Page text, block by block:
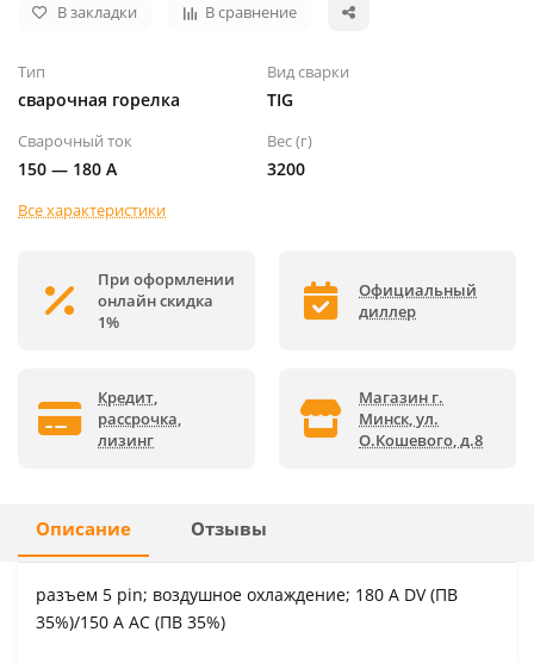
В закладки В сравнение
Тип
сварочная горелка
Вид сварки
TIG
Сварочный ток
150 — 180 А
Вес (г)
3200
Все характеристики
При оформлении
онлайн скидка
1%
Официальный
диллер
Кредит,
рассрочка,
лизинг
Магазин г.
Минск, ул.
О.Кошевого, д.8
Описание Отзывы
разъем 5 pin; воздушное охлаждение; 180 А DV (ПВ
35%)/150 А AC (ПВ 35%)